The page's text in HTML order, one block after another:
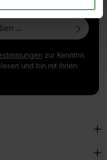
zur Kenntnis
und bin mit ihnen